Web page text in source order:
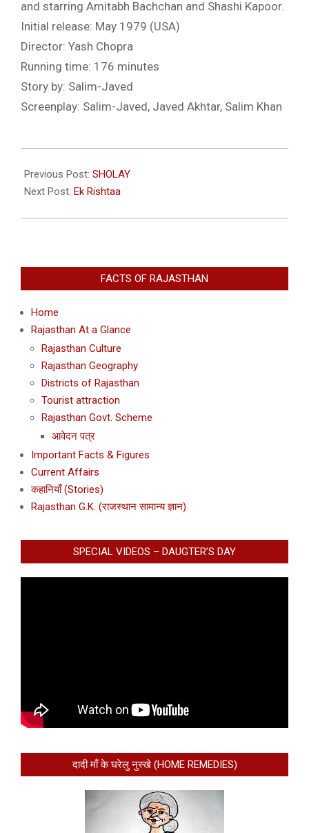
and starring Amitabh Bachchan and Shashi Kapoor.
Initial release: May 1979 (USA)
Director: Yash Chopra
Running time: 176 minutes
Story by: Salim-Javed
Screenplay: Salim-Javed, Javed Akhtar, Salim Khan
02-
26
Previous Post: SHOLAY
Next Post: Ek Rishtaa
FACTS OF RAJASTHAN
Home
Rajasthan At a Glance
Rajasthan Culture
Rajasthan Geography
Districts of Rajasthan
Tourist attraction
Rajasthan Govt. Scheme
आवेदन पत्र
Important Facts & Figures
Current Affairs
कहानियाँ (Stories)
Rajasthan G.K. (राजस्थान सामान्य ज्ञान)
SPECIAL VIDEOS – DAUGTER’S DAY
दादी माँ के घरेलु नुस्खे (HOME REMEDIES)